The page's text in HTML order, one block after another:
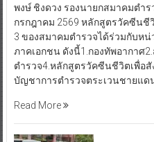
พงษ์ ชิงดวง รองนายกสมาคมตำร
กรกฎาคม 2569 หลักสูตรวัคซีนชี
3 ของสมาคมตำรวจได้ร่วมกับห
ภาคเอกชน ดังนี้1.กองทัพอากาศ
ตำรวจ4.หลักสูตรวัคซีนชีวิตเพื่อ
บัญชาการตำรวจตระเวนชายแด
Read More